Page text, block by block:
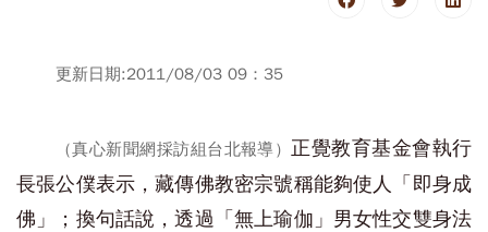
更新日期:2011/08/03 09：35
（真心新聞網採訪組台北報導） 正覺教育基金會執行
長張公僕表示，藏傳佛教密宗號稱能夠使人「即身成
佛」；換句話說，透過「無上瑜伽」男女性交雙身法